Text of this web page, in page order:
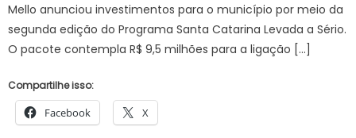
Mello anunciou investimentos para o município por meio da
segunda edição do Programa Santa Catarina Levada a Sério.
O pacote contempla R$ 9,5 milhões para a ligação […]
Compartilhe isso:
Facebook X